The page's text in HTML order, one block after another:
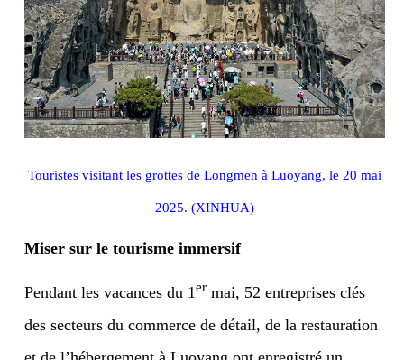
Touristes visitant les grottes de Longmen à Luoyang, le 20 mai
2025. (XINHUA)
Miser sur le tourisme immersif
Pendant les vacances du 1er mai, 52 entreprises clés
des secteurs du commerce de détail, de la restauration